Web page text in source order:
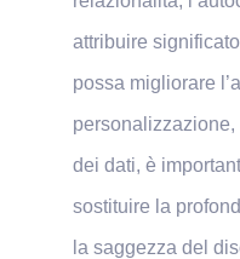
attribuire
possa migliorare
personalizzazione,
dei dati, è
sostituire la
la saggezza del